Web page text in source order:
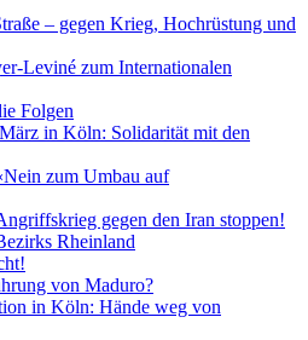
– gegen Krieg, Hochrüstung und
Leviné zum Internationalen
Folgen
in Köln: Solidarität mit den
zum Umbau auf
gegen den Iran stoppen!
Rheinland
von Maduro?
in Köln: Hände weg von